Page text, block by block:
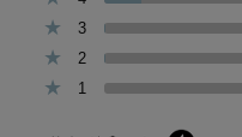
3
2
1